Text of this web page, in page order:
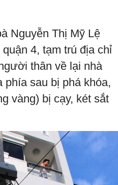
Nguyễn Thị Mỹ Lệ
4, tạm trú địa chỉ
thân về lại nhà
phía sau bị phá khóa,
vàng) bị cạy, két sắt